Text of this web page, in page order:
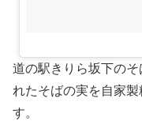
道の駅きりら坂下の
れたそばの実を自家
す。